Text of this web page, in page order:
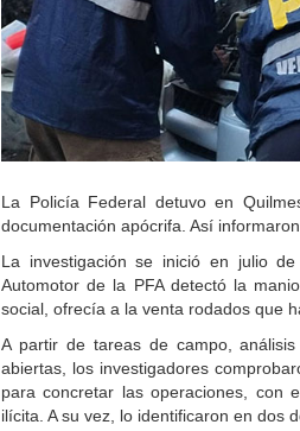
La Policía Federal detuvo en
documentación apócrifa. Así
La investigación se inició en julio
Automotor de la PFA detectó la
social, ofrecía a la venta rodados que
A partir de tareas de campo,
abiertas, los investigadores
para concretar las operaciones, con
ilícita. A su vez, lo identificaron en dos